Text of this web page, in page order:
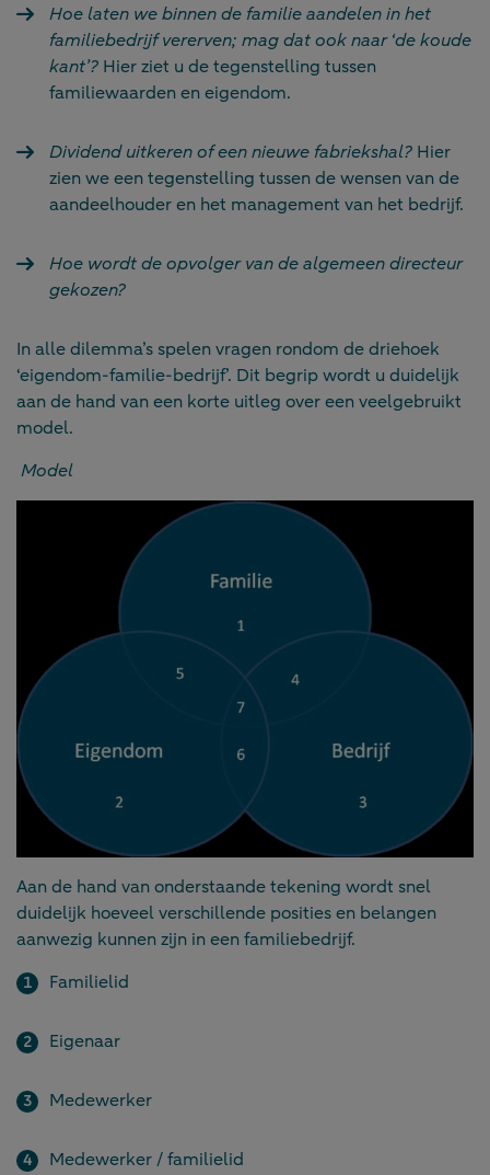
Hoe laten we binnen de familie aandelen in het
familiebedrijf vererven; mag dat ook naar ‘de koude
kant’? Hier ziet u de tegenstelling tussen
familiewaarden en eigendom.
Dividend uitkeren of een nieuwe fabriekshal? Hier
zien we een tegenstelling tussen de wensen van de
aandeelhouder en het management van het bedrijf.
Hoe wordt de opvolger van de algemeen directeur
gekozen?
In alle dilemma’s spelen vragen rondom de driehoek
‘eigendom-familie-bedrijf’. Dit begrip wordt u duidelijk
aan de hand van een korte uitleg over een veelgebruikt
model.
Model
Aan de hand van onderstaande tekening wordt snel
duidelijk hoeveel verschillende posities en belangen
aanwezig kunnen zijn in een familiebedrijf.
Familielid
Eigenaar
Medewerker
Medewerker / familielid